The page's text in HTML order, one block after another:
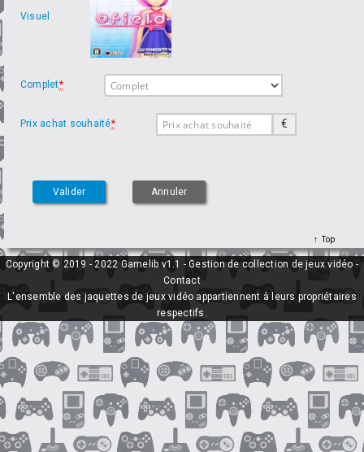
Visuel
Complet*
Prix achat souhaité* €
Top
Copyright © 2019 - 2022 Gamelib v1.1 - Gestion de collection de jeux vidéo -
Contact
L'ensemble des jaquettes de jeux vidéo appartiennent à leurs propriétaires
respectifs.